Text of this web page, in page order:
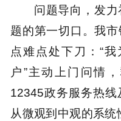
问题导向，发
题的第一切口。我
点难点处下刀：“
户”主动上门问情
12345政务服务热
从微观到中观的系统